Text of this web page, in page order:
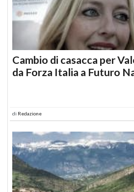
Cambio di casacca per
da Forza Italia a Futuro
di Redazione